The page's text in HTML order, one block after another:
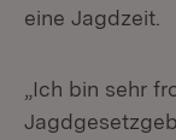
eine Jagdzeit.
„Ich bin sehr